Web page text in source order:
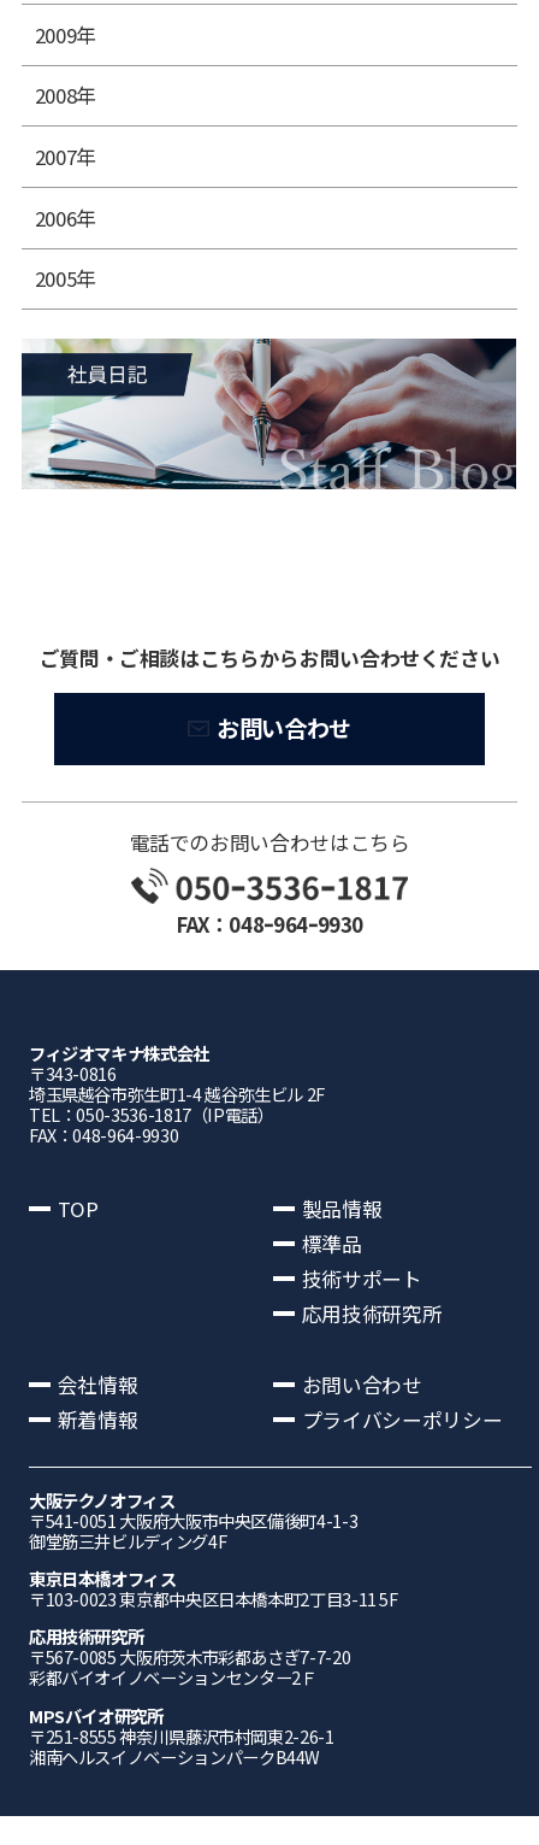
2009年
2008年
2007年
2006年
2005年
ご質問・ご相談はこちらからお問い合わせください
お問い合わせ
電話でのお問い合わせはこちら
FAX：048ｰ964ｰ9930
フィジオマキナ株式会社
〒343-0816
埼⽟県越⾕市弥⽣町1-4 越⾕弥⽣ビル 2F
TEL：050-3536-1817（IP電話）
FAX：048-964-9930
TOP
製品情報
標準品
技術サポート
応用技術研究所
会社情報
新着情報
お問い合わせ
プライバシーポリシー
大阪テクノオフィス
〒541-0051 ⼤阪府⼤阪市中央区備後町4-1-3
御堂筋三井ビルディング4F
東京日本橋オフィス
〒103-0023 東京都中央区日本橋本町2丁目3-11 5F
応⽤技術研究所
〒567-0085 ⼤阪府茨⽊市彩都あさぎ7-7-20
彩都バイオイノベーションセンター2Ｆ
MPSバイオ研究所
〒251-8555 神奈川県藤沢市村岡東2-26-1
湘南ヘルスイノベーションパークB44W